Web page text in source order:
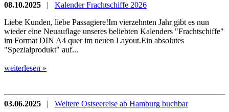
08.10.2025 | Kalender Frachtschiffe 2026
Liebe Kunden, liebe Passagiere!Im vierzehnten Jahr gibt es nun
wieder eine Neuauflage unseres beliebten Kalenders "Frachtschiffe"
im Format DIN A4 quer im neuen Layout.Ein absolutes
"Spezialprodukt" auf...
weiterlesen »
03.06.2025 | Weitere Ostseereise ab Hamburg buchbar